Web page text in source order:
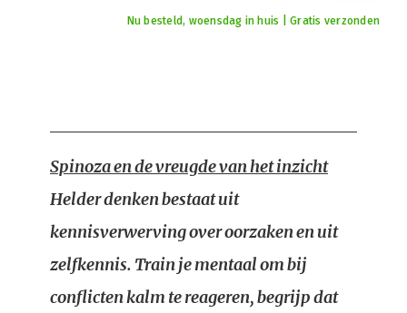
Nu besteld, woensdag in huis | Gratis verzonden
Spinoza en de vreugde van het inzicht
Helder denken bestaat uit
kennisverwerving over oorzaken en uit
zelfkennis. Train je mentaal om bij
conflicten kalm te reageren, begrijp dat